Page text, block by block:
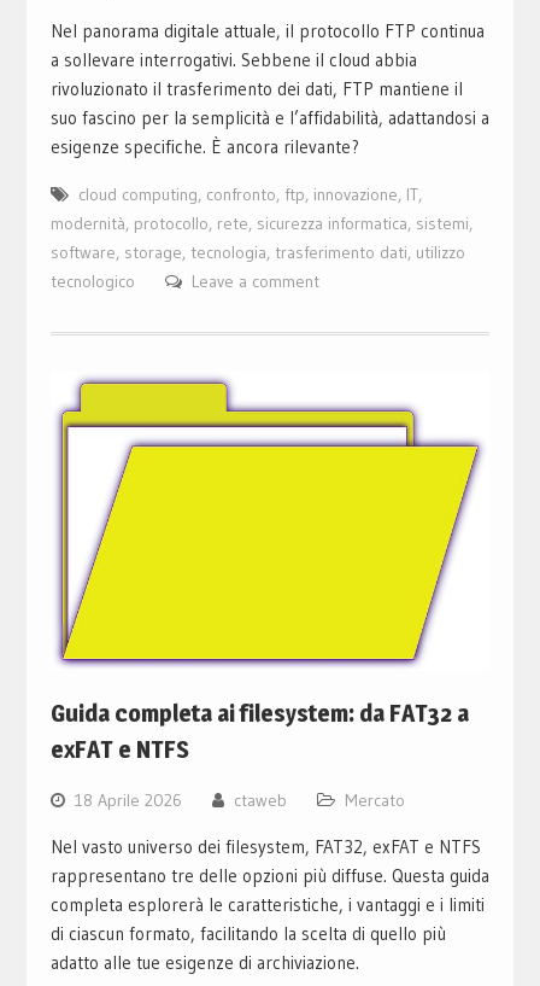
Nel panorama digitale attuale, il protocollo FTP continua
a sollevare interrogativi. Sebbene il cloud abbia
rivoluzionato il trasferimento dei dati, FTP mantiene il
suo fascino per la semplicità e l’affidabilità, adattandosi a
esigenze specifiche. È ancora rilevante?
cloud computing, confronto, ftp, innovazione, IT,
modernità, protocollo, rete, sicurezza informatica, sistemi,
software, storage, tecnologia, trasferimento dati, utilizzo
tecnologico
Leave a comment
Guida completa ai filesystem: da FAT32 a
exFAT e NTFS
18 Aprile 2026 ctaweb Mercato
Nel vasto universo dei filesystem, FAT32, exFAT e NTFS
rappresentano tre delle opzioni più diffuse. Questa guida
completa esplorerà le caratteristiche, i vantaggi e i limiti
di ciascun formato, facilitando la scelta di quello più
adatto alle tue esigenze di archiviazione.